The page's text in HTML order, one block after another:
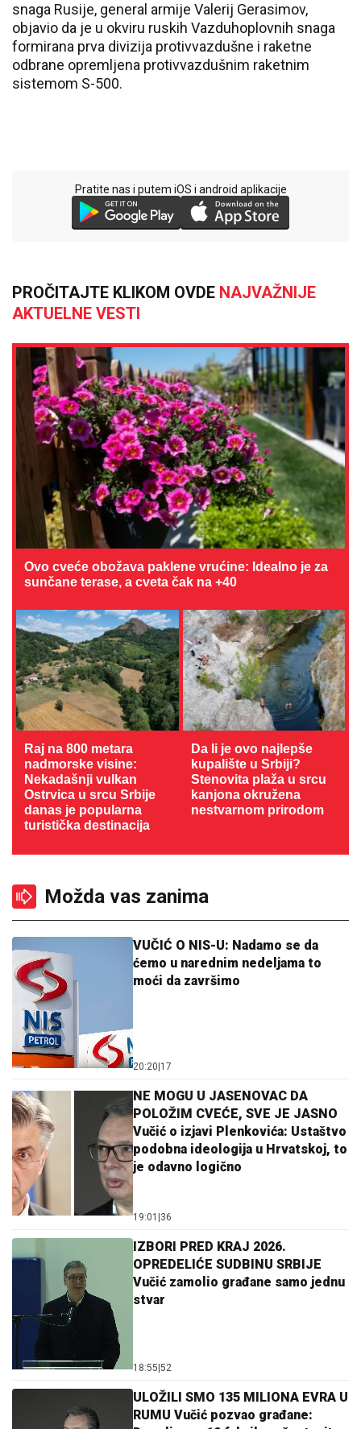
snaga Rusije, general armije Valerij Gerasimov,
objavio da je u okviru ruskih Vazduhoplovnih snaga
formirana prva divizija protivvazdušne i raketne
odbrane opremljena protivvazdušnim raketnim
sistemom S-500.
Pratite nas i putem iOS i android aplikacije
PROČITAJTE KLIKOM OVDE NAJVAŽNIJE
AKTUELNE VESTI
Ovo cveće obožava paklene vrućine: Idealno je za
sunčane terase, a cveta čak na +40
Raj na 800 metara
nadmorske visine:
Nekadašnji vulkan
Ostrvica u srcu Srbije
danas je popularna
turistička destinacija
Da li je ovo najlepše
kupalište u Srbiji?
Stenovita plaža u srcu
kanjona okružena
nestvarnom prirodom
Možda vas zanima
VUČIĆ O NIS-U: Nadamo se da
ćemo u narednim nedeljama to
moći da završimo
20:20 17
NE MOGU U JASENOVAC DA
POLOŽIM CVEĆE, SVE JE JASNO
Vučić o izjavi Plenkovića: Ustaštvo
podobna ideologija u Hrvatskoj, to
je odavno logično
19:01 36
IZBORI PRED KRAJ 2026.
OPREDELIĆE SUDBINU SRBIJE
Vučić zamolio građane samo jednu
stvar
18:55 52
ULOŽILI SMO 135 MILIONA EVRA U
RUMU Vučić pozvao građane: